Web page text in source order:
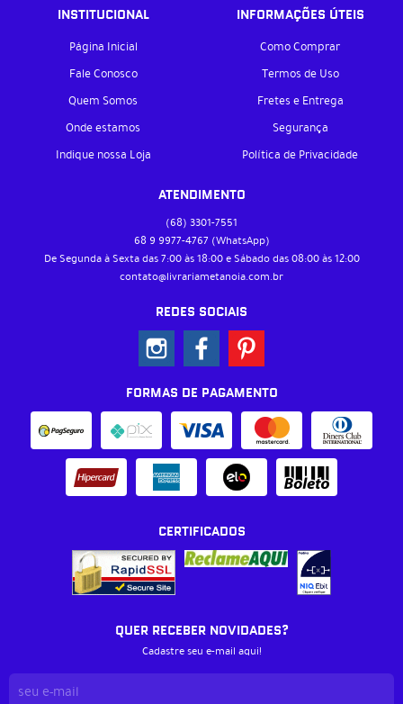
INSTITUCIONAL
Página Inicial
Fale Conosco
Quem Somos
Onde estamos
Indique nossa Loja
INFORMAÇÕES ÚTEIS
Como Comprar
Termos de Uso
Fretes e Entrega
Segurança
Política de Privacidade
ATENDIMENTO
(68) 3301-7551
68 9 9977-4767 (WhatsApp)
De Segunda à Sexta das 7:00 às 18:00 e Sábado das 08:00 às 12:00
contato@livrariametanoia.com.br
REDES SOCIAIS
FORMAS DE PAGAMENTO
CERTIFICADOS
QUER RECEBER NOVIDADES?
Cadastre seu e-mail aqui!